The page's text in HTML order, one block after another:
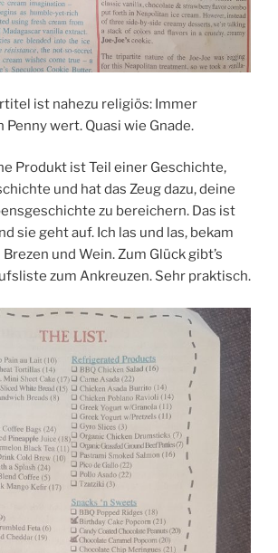
ist nahezu religiös: Immer
Penny wert. Quasi wie Gnade.
Produkt ist Teil einer Geschichte,
und hat das Zeug dazu, deine
zu bereichern. Das ist
sie geht auf. Ich las und las, bekam
und Wein. Zum Glück gibt’s
zum Ankreuzen. Sehr praktisch.